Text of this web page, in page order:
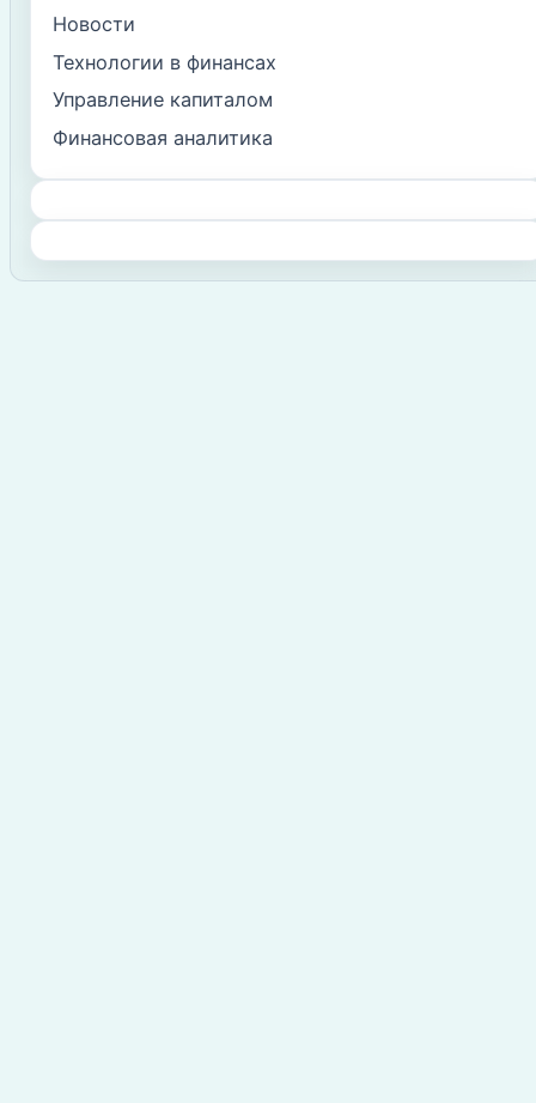
Новости
Технологии в финансах
Управление капиталом
Финансовая аналитика